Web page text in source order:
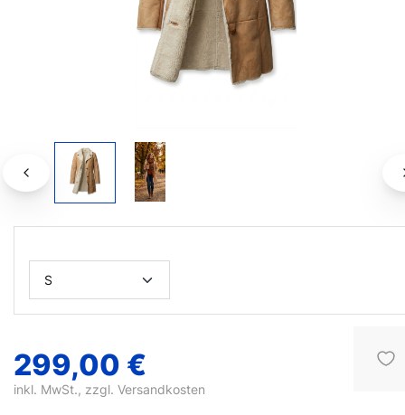
299,00 €
inkl. MwSt., zzgl. Versandkosten